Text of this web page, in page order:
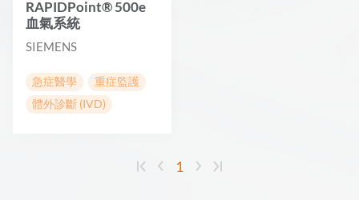
RAPIDPoint® 500e
血氣系統
SIEMENS
急症醫學
重症監護
體外診斷 (IVD)
1